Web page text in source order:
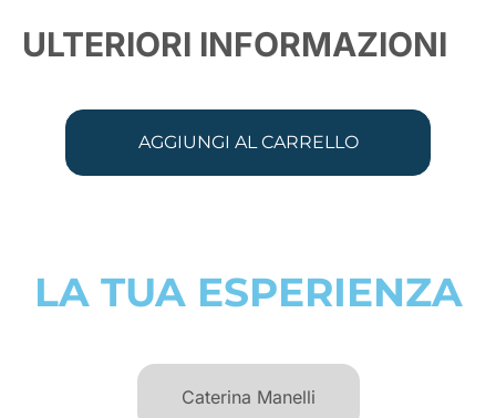
ULTERIORI INFORMAZIONI
AGGIUNGI AL CARRELLO
LA TUA ESPERIENZA
Caterina Manelli